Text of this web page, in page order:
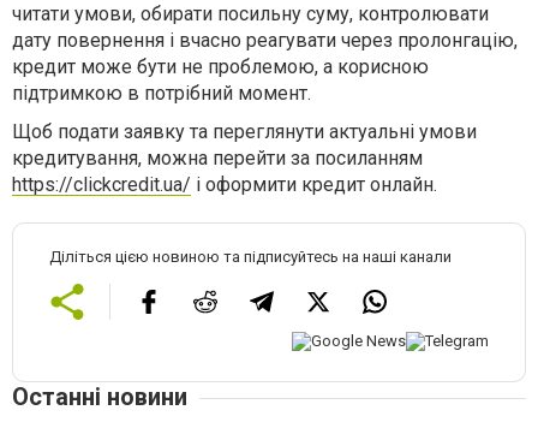
читати умови, обирати посильну суму, контролювати
дату повернення і вчасно реагувати через пролонгацію,
кредит може бути не проблемою, а корисною
підтримкою в потрібний момент.
Щоб подати заявку та переглянути актуальні умови
кредитування, можна перейти за посиланням
https://clickcredit.ua/ і оформити кредит онлайн.
Діліться цією новиною та підписуйтесь на наші канали
Останні новини